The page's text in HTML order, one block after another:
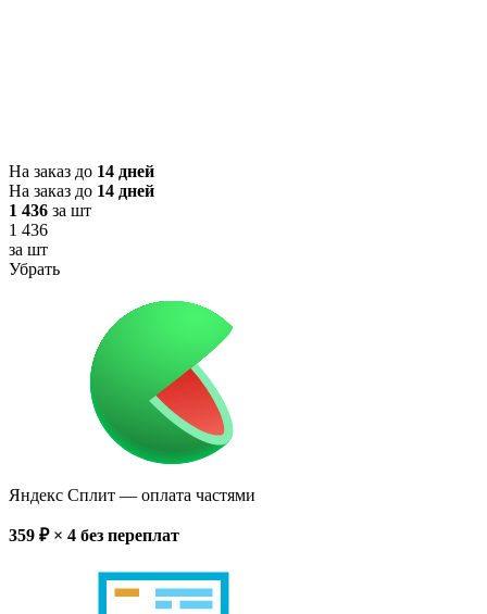
На заказ до 14 дней
На заказ до 14 дней
1 436 за шт
1 436
за шт
Убрать
Яндекс Сплит — оплата частями
359 ₽ × 4 без переплат